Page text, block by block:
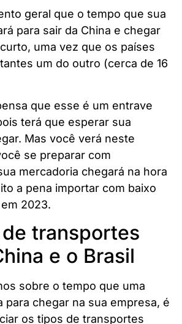
geral que o tempo que sua
para sair da China e chegar
uma vez que os países
um do outro (cerca de 16
que esse é um entrave
terá que esperar sua
Mas você verá neste
se preparar com
mercadoria chegará na hora
a pena importar com baixo
2023.
transportes
e o Brasil
sobre o tempo que uma
para chegar na sua empresa, é
os tipos de transportes